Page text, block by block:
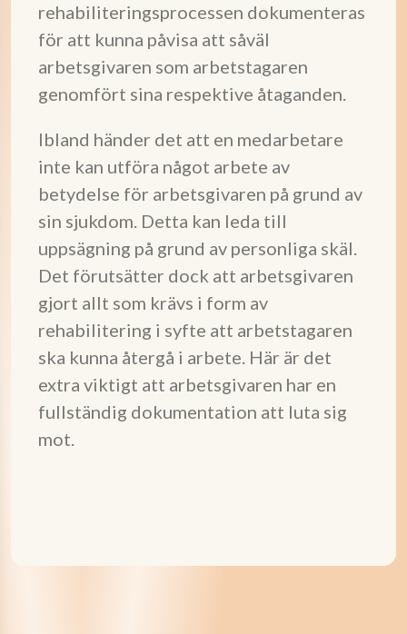
rehabiliteringsprocessen dokumenteras
för att kunna påvisa att såväl
arbetsgivaren som arbetstagaren
genomfört sina respektive åtaganden.
Ibland händer det att en medarbetare
inte kan utföra något arbete av
betydelse för arbetsgivaren på grund av
sin sjukdom. Detta kan leda till
uppsägning på grund av personliga skäl.
Det förutsätter dock att arbetsgivaren
gjort allt som krävs i form av
rehabilitering i syfte att arbetstagaren
ska kunna återgå i arbete. Här är det
extra viktigt att arbetsgivaren har en
fullständig dokumentation att luta sig
mot.